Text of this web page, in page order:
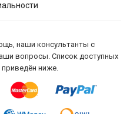
наши консультанты с
вопросы. Список доступных
ниже.